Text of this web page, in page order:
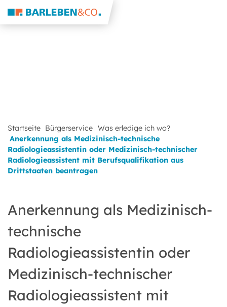
Startseite Bürgerservice Was erledige ich wo?
Anerkennung als Medizinisch-technische
Radiologieassistentin oder Medizinisch-technischer
Radiologieassistent mit Berufsqualifikation aus
Drittstaaten beantragen
Anerkennung als Medizinisch-
technische
Radiologieassistentin oder
Medizinisch-technischer
Radiologieassistent mit